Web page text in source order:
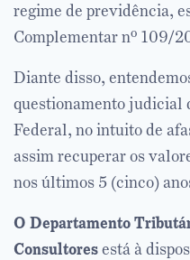
regime de previdência,
Complementar nº 109/
Diante disso,
questionamento judicial
Federal, no intuito de
assim recuperar os
nos últimos 5 (cinco)
O Departamento
Consultoresestá à